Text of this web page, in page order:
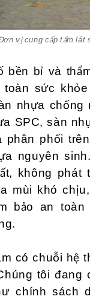
vị cung cấp tấm lát
bền bỉ và
toàn sức
nhựa chống
SPC, sàn
phân phối
nguyên
không phát
mùi khó
bảo an
có chuỗi hệ
tôi đang
chính sách